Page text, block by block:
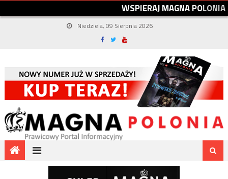
WSPIERAJMAGNAPOLONIA
Niedziela, 09 Sierpnia 2026